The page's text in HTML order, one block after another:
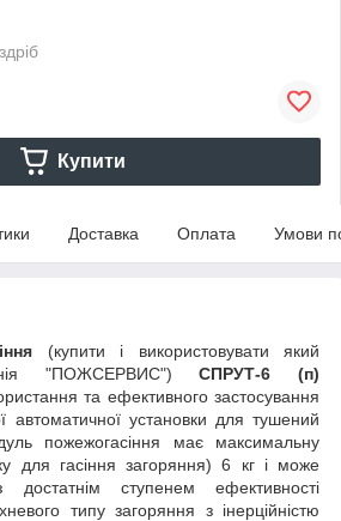
Купити
Доставка Оплата Умови
(купити і використовувати який
"ПОЖСЕРВИС")СПРУТ-6 (п)
та ефективного застосування
автоматичної установки для тушений
пожежогасіння має максимальну
для гасіння загоряння) 6 кг і може
достатнім ступенем ефективності
типу загоряння з інерційністю